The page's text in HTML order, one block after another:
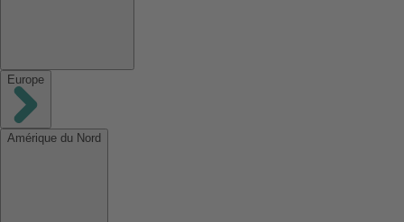
Europe
Amérique du Nord